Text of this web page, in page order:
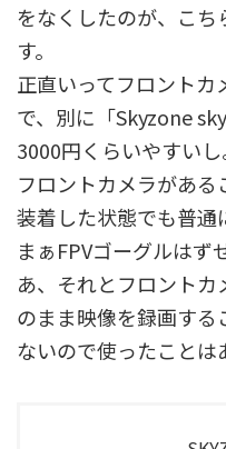
をなくしたのが、こち
す。
正直いってフロント
で、別に「Skyzone
3000円くらいやすいし
フロントカメラがある
装着した状態でも普通
まぁFPVゴーグルはず
あ、それとフロント
のまま映像を録画する
ないので使ったことは